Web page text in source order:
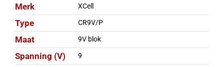
Merk XCell
Type CR9V/P
Maat 9V blok
Spanning (V) 9